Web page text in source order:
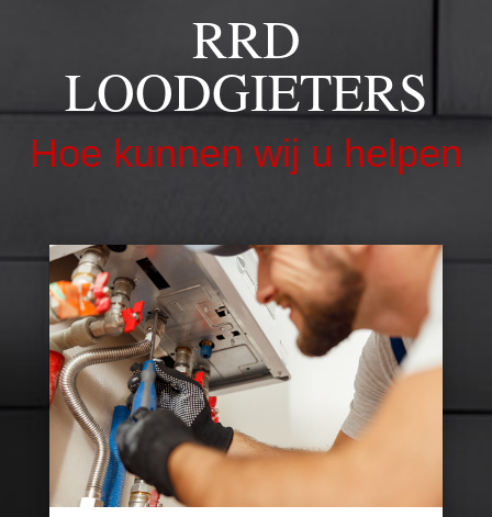
RRD
LOODGIETERS
Hoe kunnen wij u helpen